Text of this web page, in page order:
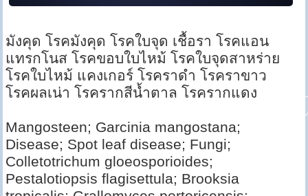
มังคุด โรคมังคุด โรคใบจุด เชื้อรา โรคแอน
แทรกโนส โรคขอบใบไหม้ โรคใบจุดสาหร่าย
โรคใบไหม้ แคงเกอร์ โรคราดำ โรคราขาว
โรคผลเน่า โรครากสีน้ำตาล โรครากแดง
Mangosteen; Garcinia mangostana;
Disease; Spot leaf disease; Fungi;
Colletotrichum gloeosporioides;
Pestalotiopsis flagisettula; Brooksia